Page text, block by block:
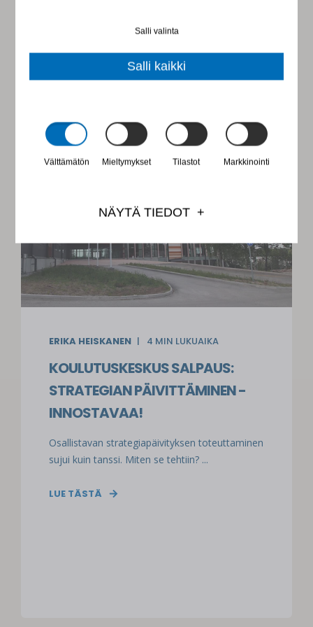
Salli valinta
Salli kaikki
Välttämätön Mieltymykset Tilastot Markkinointi
NÄYTÄ TIEDOT
ERIKA HEISKANEN 4 MIN LUKUAIKA
KOULUTUSKESKUS SALPAUS:
STRATEGIAN PÄIVITTÄMINEN -
INNOSTAVAA!
Osallistavan strategiapäivityksen toteuttaminen
sujui kuin tanssi. Miten se tehtiin? ...
LUE TÄSTÄ